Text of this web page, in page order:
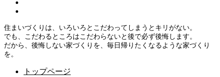
住まいづくりは、いろいろとこだわってしまうとキリがない。
でも、こだわるところはこだわらないと後で必ず後悔します。
だから、後悔しない家づくりを、毎日帰りたくなるような家づくり
を。
トップページ